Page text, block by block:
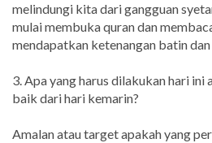
melindungi kita dari gangguan
mulai membuka quran dan
mendapatkan ketenangan batin
3. Apa yang harus dilakukan hari
baik dari hari kemarin?
Amalan atau target apakah yang